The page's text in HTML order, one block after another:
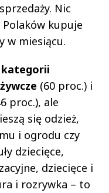
Nic
kupuje
w miesiącu.
kategorii
(60 proc.) i
proc.), ale
się odzież,
i ogrodu czy
dziecięce,
dziecięce i
i rozrywka – to